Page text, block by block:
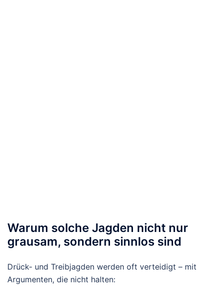
Warum solche Jagden nicht nur
grausam, sondern sinnlos sind
Drück- und Treibjagden werden oft verteidigt – mit
Argumenten, die nicht halten: